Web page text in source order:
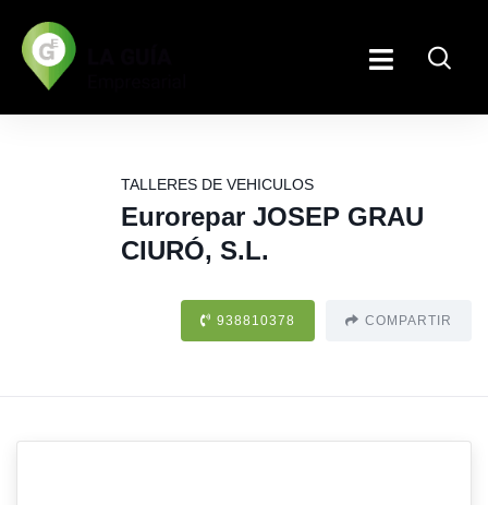
TALLERES DE VEHICULOS
Eurorepar JOSEP GRAU
CIURÓ, S.L.
938810378 COMPARTIR